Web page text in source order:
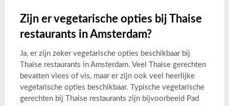
Zijn er vegetarische opties bij Thaise
restaurants in Amsterdam?
Ja, er zijn zeker vegetarische opties beschikbaar bij
Thaise restaurants in Amsterdam. Veel Thaise gerechten
bevatten vlees of vis, maar er zijn ook veel heerlijke
vegetarische opties beschikbaar. Typische vegetarische
gerechten bij Thaise restaurants zijn bijvoorbeeld Pad